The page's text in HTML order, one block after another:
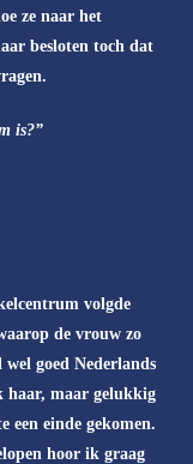
ze naar het
besloten toch dat
is?”
volgde
de vrouw zo
goed Nederlands
haar, maar gelukkig
een einde gekomen.
hoor ik graag